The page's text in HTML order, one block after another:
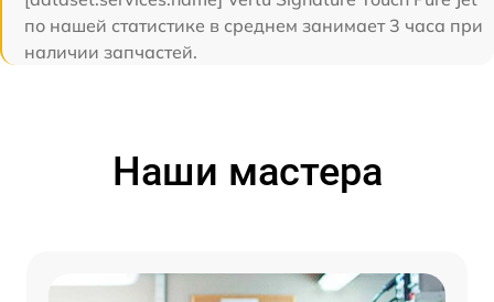
по нашей статистике в среднем занимает 3 часа при
наличии запчастей.
Наши мастера